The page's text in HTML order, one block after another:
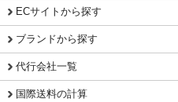
ECサイトから探す
ブランドから探す
代行会社一覧
国際送料の計算